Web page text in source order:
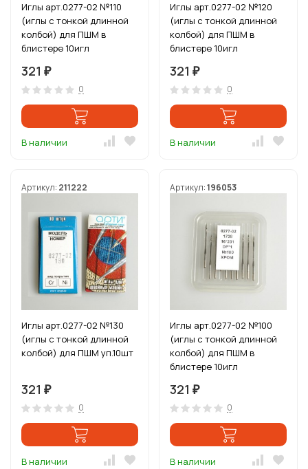
Иглы арт.0277-02 №110
(иглы с тонкой длинной
колбой) для ПШМ в
блистере 10игл
321 ₽
0
В наличии
Иглы арт.0277-02 №120
(иглы с тонкой длинной
колбой) для ПШМ в
блистере 10игл
321 ₽
0
В наличии
Артикул: 211222
Иглы арт.0277-02 №130
(иглы с тонкой длинной
колбой) для ПШМ уп.10шт
321 ₽
0
В наличии
Артикул:196053
Иглы арт.0277-02 №100
(иглы с тонкой длинной
колбой) для ПШМ в
блистере 10игл
321 ₽
0
В наличии